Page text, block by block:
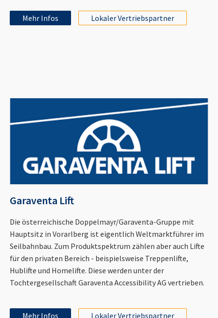
Mehr Infos Lokaler Vertriebspartner
Garaventa Lift
Die österreichische Doppelmayr/Garaventa-Gruppe mit
Hauptsitz in Vorarlberg ist eigentlich Weltmarktführer im
Seilbahnbau. Zum Produktspektrum zählen aber auch Lifte
für den privaten Bereich - beispielsweise Treppenlifte,
Hublifte und Homelifte. Diese werden unter der
Tochtergesellschaft Garaventa Accessibility AG vertrieben.
Mehr Infos Lokaler Vertriebspartner